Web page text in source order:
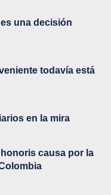
una decisión
todavía está
en la mira
causa por la